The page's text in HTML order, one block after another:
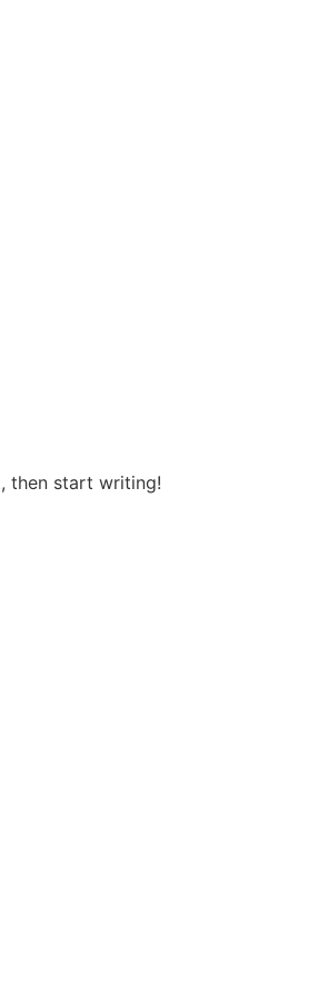
then start writing!